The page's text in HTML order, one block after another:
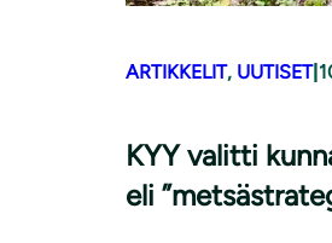
ARTIKKELIT, UUTISET|
KYY valitti
eli